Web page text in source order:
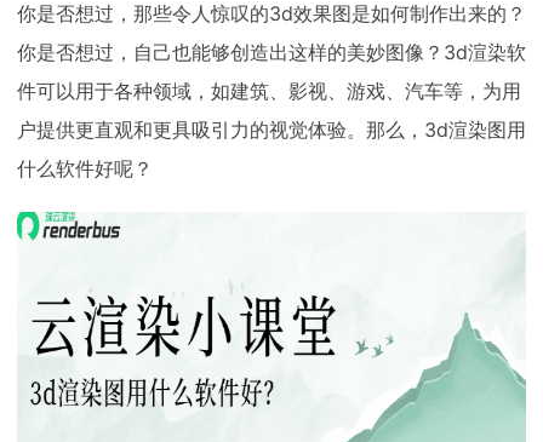
AI视频插帧
AI视频插帧
AI视频插帧
AI视频插帧
AI视频插帧
AI视频插帧
Blender 云渲染方案
Maya AI渲染方案
Blender 云渲染方案
Maya AI渲染方案
Blender 云渲染方案
Maya AI渲染方案
Blender 云渲染方案
Maya AI渲染方案
Blender 云渲染方案
Maya AI渲染方案
Blender 云渲染方案
Maya AI渲染方案
价格
效果图价格
云制作价格
效果图价格
云制作价格
效果图价格
云制作价格
效果图价格
云制作价格
效果图价格
云制作价格
效果图价格
云制作价格
资讯&赛事
新闻资讯
渲染百科
渲染大赛
泛CG交流会
新闻资讯
渲染百科
渲染大赛
泛CG交流会
新闻资讯
渲染百科
渲染大赛
泛CG交流会
新闻资讯
渲染百科
渲染大赛
泛CG交流会
新闻资讯
渲染百科
渲染大赛
泛CG交流会
新闻资讯
渲染百科
渲染大赛
泛CG交流会
云渲染优惠攻略
青云平台
云渲染优惠攻略
青云平台
云渲染优惠攻略
青云平台
云渲染优惠攻略
青云平台
云渲染优惠攻略
青云平台
云渲染优惠攻略
青云平台
关于我们
下载动画客户端
效果图客户端
动画客户端
效果图客户端
动画客户端
效果图客户端
动画客户端
效果图客户端
动画客户端
效果图客户端
动画客户端
效果图客户端
帮助/教程
你是否想过，那些令人惊叹的3d效果图是如何制作出来的？
你是否想过，自己也能够创造出这样的美妙图像？3d渲染软
件可以用于各种领域，如建筑、影视、游戏、汽车等，为用
户提供更直观和更具吸引力的视觉体验。那么，3d渲染图用
什么软件好呢？